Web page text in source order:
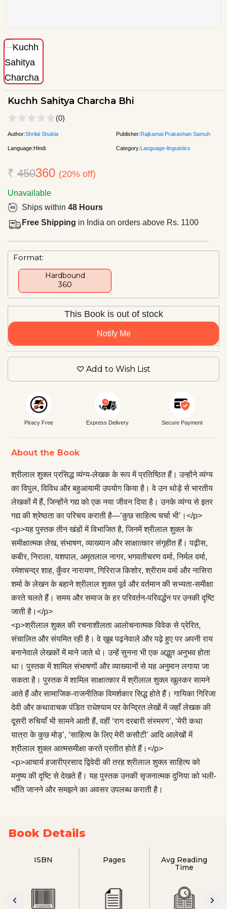
Kuchh Sahitya Charcha Bhi
(0)
Author:Shrilal Shukla Publisher:Rajkamal Prakashan Samuh
Language:Hindi Category:Language-linguistics
₹ 450360 (20% off)
Unavailable
Ships within 48 Hours
Free Shipping in India on orders above Rs. 1100
Format:
Hardbound
₹360
This Book is out of stock
Notify Me
Add to Wish List
Piracy Free Express Delivery Secure Payment
About the Book
श्रीलाल शुक्ल प्रसिद्ध व्यंग्य-लेखक के रूप में प्रतिष्ठित हैं। उन्होंने व्यंग्य
का विपुल, विविध और बहुआयामी उपयोग किया है। वे उन थोड़े से भारतीय
लेखकों में हैं, जिन्होंने गद्य को एक नया जीवन दिया है। उनके व्यंग्य से इतर
गद्य की श्रेष्ठता का परिचय कराती है—‘कुछ साहित्य चर्चा भी’।</p>
<p>यह पुस्तक तीन खंडों में विभाजित है, जिनमें श्रीलाल शुक्ल के
समीक्षात्मक लेख, संभाषण, व्याख्यान और साक्षात्कार संगृहीत हैं। पढ़ीस,
कबीर, निराला, यशपाल, अमृतलाल नागर, भगवतीचरण वर्मा, निर्मल वर्मा,
रमेशचन्द्र शाह, कुँवर नारायण, गिरिराज किशोर, श्रीराम वर्मा और नासिरा
शर्मा के लेखन के बहाने श्रीलाल शुक्ल पूर्व और वर्तमान की सभ्यता-समीक्षा
करते चलते हैं। समय और समाज के हर परिवर्तन-परिवर्द्धन पर उनकी दृष्टि
जाती है।</p>
<p>श्रीलाल शुक्ल की रचनाशीलता आलोचनात्मक विवेक से प्रेरित,
संचालित और संयमित रही है। वे ख़ूब पढ़नेवाले और पढ़े हुए पर अपनी राय
बनानेवाले लेखकों में माने जाते थे। उन्हें सुनना भी एक अद्भुत अनुभव होता
था। पुस्तक में शामिल संभाषणों और व्याख्यानों से यह अनुमान लगाया जा
सकता है। पुस्तक में शामिल साक्षात्कार में श्रीलाल शुक्ल खुलकर सामने
आते हैं और सामाजिक-राजनीतिक विमर्शकार सिद्ध होते हैं। गायिका गिरिजा
देवी और कथावाचक पंडित राधेश्याम पर केन्द्रित लेखों में जहाँ लेखक की
दूसरी रुचियाँ भी सामने आती हैं, वहीं ‘राग दरबारी संस्मरण’, ‘मेरी कथा
यात्रा के कुछ मोड़’, ‘साहित्य के लिए मेरी कसौटी’ आदि आलेखों में
श्रीलाल शुक्ल आत्मसमीक्षा करते प्रतीत होते हैं।</p>
<p>आचार्य हजारीप्रसाद द्विवेदी की तरह श्रीलाल शुक्ल साहित्य को
मनुष्य की दृष्टि से देखते हैं। यह पुस्तक उनकी सृजनात्मक दुनिया को भली-
भाँति जानने और समझने का अवसर उपलब्ध कराती है।
Book Details
ISBN Pages
Avg Reading
Time